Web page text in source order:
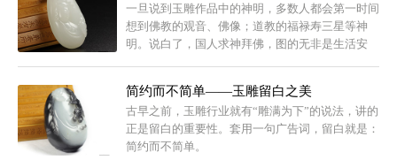
一旦说到玉雕作品中的神明，多数人都会第一时间
想到佛教的观音、佛像；道教的福禄寿三星等神
明。说白了，国人求神拜佛，图的无非是生活安
简约而不简单——玉雕留白之美
古早之前，玉雕行业就有“雕满为下”的说法，讲的
正是留白的重要性。套用一句广告词，留白就是：
简约而不简单。